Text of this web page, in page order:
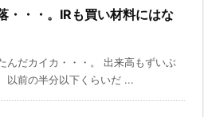
・・・。IRも買い材料にはな
んだカイカ・・・。 出来高もずいぶ
以前の半分以下くらいだ ...